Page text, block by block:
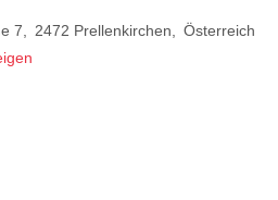
7 2472 Prellenkirchen
Österreich